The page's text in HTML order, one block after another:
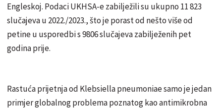
Engleskoj. Podaci UKHSA-e zabilježili su ukupno 11 823
slučajeva u 2022./2023., što je porast od nešto više od
petine u usporedbi s 9806 slučajeva zabilježenih pet
godina prije.
Rastuća prijetnja od Klebsiella pneumoniae samo je jedan
primjer globalnog problema poznatog kao antimikrobna